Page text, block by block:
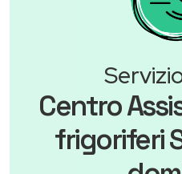
Centro
frigoriferi